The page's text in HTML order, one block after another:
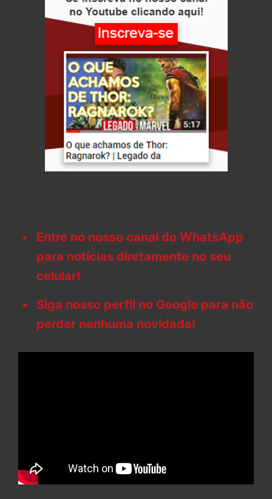
Entre no nosso canal do WhatsApp
para notícias diretamente no seu
celular!
Siga nosso perfil no Google para não
perder nenhuma novidade!